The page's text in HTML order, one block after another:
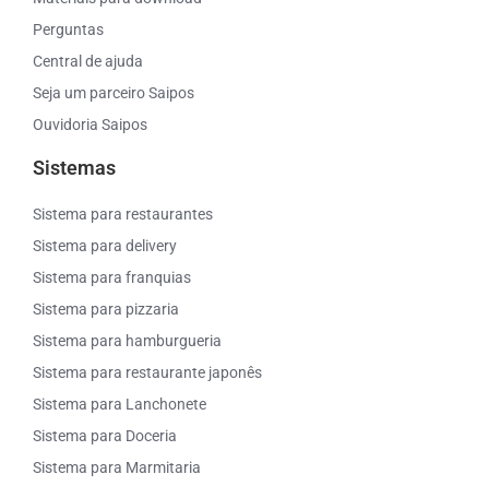
Perguntas
Central de ajuda
Seja um parceiro Saipos
Ouvidoria Saipos
Sistemas
Sistema para restaurantes
Sistema para delivery
Sistema para franquias
Sistema para pizzaria
Sistema para hamburgueria
Sistema para restaurante japonês
Sistema para Lanchonete
Sistema para Doceria
Sistema para Marmitaria